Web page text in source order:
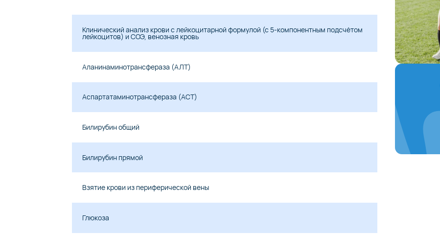
Клинический анализ крови с лейкоцитарной формулой (с 5-компонентным подсчётом
лейкоцитов) и СОЭ, венозная кровь
Аланинаминотрансфераза (АЛТ)
Аспартатаминотрансфераза (АСТ)
Билирубин общий
Билирубин прямой
Взятие крови из периферической вены
Глюкоза